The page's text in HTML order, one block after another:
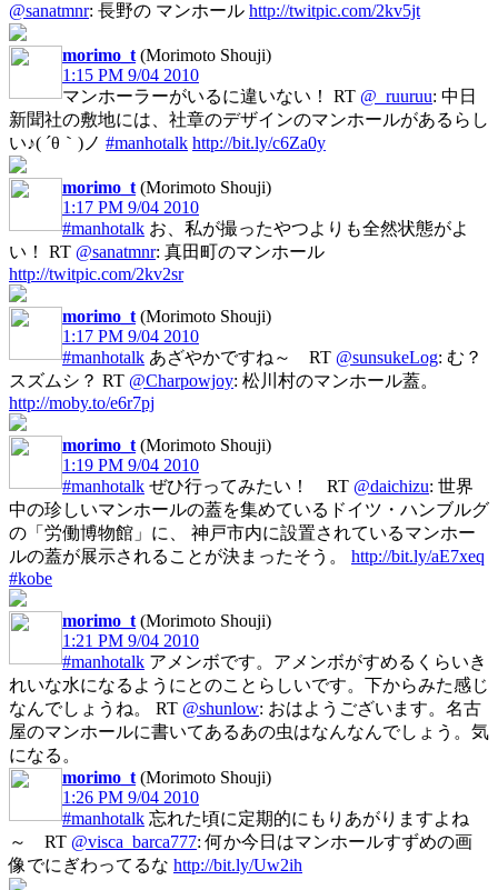
@sanatmnr: 長野の マンホール http://twitpic.com/2kv5jt
morimo_t (Morimoto Shouji)
1:15 PM 9/04 2010
マンホーラーがいるに違いない！ RT @_ruuruu: 中日
新聞社の敷地には、社章のデザインのマンホールがあるらし
い♪( ´θ｀)ノ #manhotalk http://bit.ly/c6Za0y
morimo_t (Morimoto Shouji)
1:17 PM 9/04 2010
#manhotalk お、私が撮ったやつよりも全然状態がよ
い！ RT @sanatmnr: 真田町のマンホール
http://twitpic.com/2kv2sr
morimo_t (Morimoto Shouji)
1:17 PM 9/04 2010
#manhotalk あざやかですね～ RT @sunsukeLog: む？
スズムシ？ RT @Charpowjoy: 松川村のマンホール蓋。
http://moby.to/e6r7pj
morimo_t (Morimoto Shouji)
1:19 PM 9/04 2010
#manhotalk ぜひ行ってみたい！ RT @daichizu: 世界
中の珍しいマンホールの蓋を集めているドイツ・ハンブルグ
の「労働博物館」に、 神戸市内に設置されているマンホー
ルの蓋が展示されることが決まったそう。 http://bit.ly/aE7xeq
#kobe
morimo_t (Morimoto Shouji)
1:21 PM 9/04 2010
#manhotalk アメンボです。アメンボがすめるくらいき
れいな水になるようにとのことらしいです。下からみた感じ
なんでしょうね。 RT @shunlow: おはようございます。名古
屋のマンホールに書いてあるあの虫はなんなんでしょう。気
になる。
morimo_t (Morimoto Shouji)
1:26 PM 9/04 2010
#manhotalk 忘れた頃に定期的にもりあがりますよね
～ RT @visca_barca777: 何か今日はマンホールすずめの画
像でにぎわってるな http://bit.ly/Uw2ih